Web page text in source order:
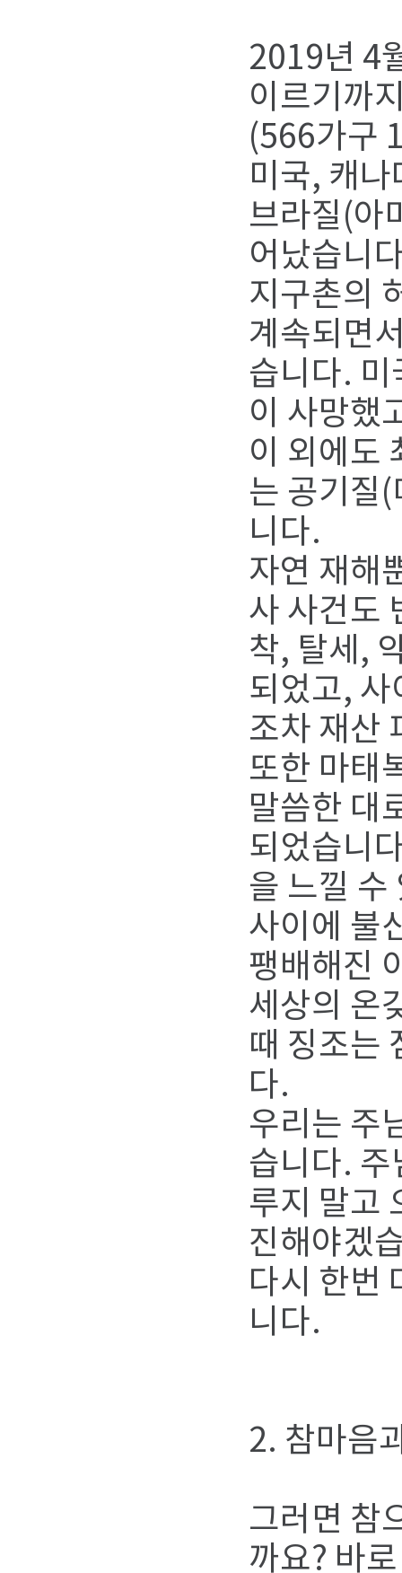
2019년 4
이르기까
(566가구
미국, 캐
브라질(아
어났습니
지구촌의
계속되면
습니다.
이 사망했
이 외에도
는 공기질
니다.
자연 재해
사 사건도
착, 탈세,
되었고, 사
조차 재산
또한 마태
말씀한 대
되었습니
을 느낄 수
사이에 불
팽배해진
세상의 온
때 징조는
다.
우리는 주
습니다.
루지 말고
진해야겠
다시 한번
니다.
2. 참마음
그러면 참
까요? 바